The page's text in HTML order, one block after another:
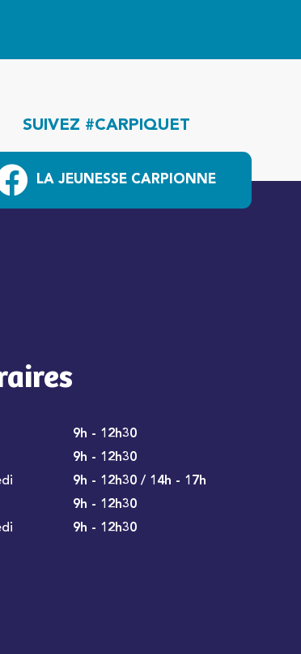
SUIVEZ #CARPIQUET
LA JEUNESSE CARPIONNE
9h - 12h30
9h - 12h30
9h - 12h30 / 14h - 17h
9h - 12h30
9h - 12h30